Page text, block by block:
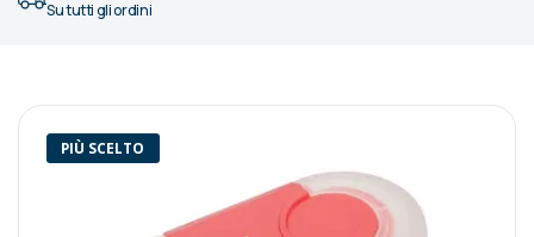
Su tutti gli ordini
PIÙ SCELTO